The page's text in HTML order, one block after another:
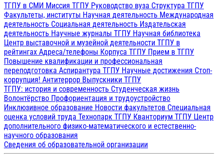
ТГПУ в СМИ Миссия ТГПУ Руководство вуза Структура ТГПУ
Факультеты, институты Научная деятельность Международная
деятельность Социальная деятельность Издательская
деятельность Научные журналы ТГПУ Научная библиотека
Центр выставочной и музейной деятельности ТГПУ в
рейтингах Адреса/телефоны Корпуса ТГПУ Прием в ТГПУ
Повышение квалификации и профессиональная
переподготовка Аспирантура ТГПУ Научные достижения Стоп-
коррупция! Антитеррор Выпускники ТГПУ
ТГПУ: история и современность Студенческая жизнь
Волонтёрство Профориентация и трудоустройство
Инклюзивное образование Новости факультетов Специальная
оценка условий труда Технопарк ТГПУ Кванториум ТГПУ Центр
дополнительного физико-математического и естественно-
научного образования
Сведения об образовательной организации